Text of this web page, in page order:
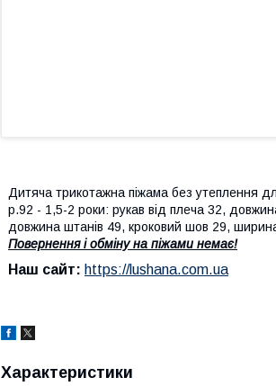
Дитяча трикотажна піжама без утеплення
р.92 - 1,5-2 роки: рукав від плеча 32,
довжина штанів 49, кроковий шов 29, ширина
Повернення і обміну на піжами немає!
Наш сайт: https://lushana.com.ua
Характеристики